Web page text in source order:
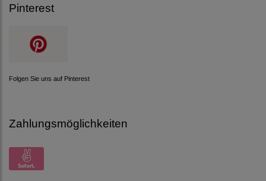
Pinterest
Folgen Sie uns auf Pinterest
Zahlungsmöglichkeiten